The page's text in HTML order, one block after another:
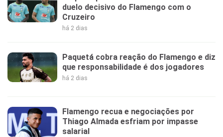
duelo decisivo do Flamengo com o
Cruzeiro
há 2 dias
Paquetá cobra reação do Flamengo e diz
que responsabilidade é dos jogadores
há 2 dias
Flamengo recua e negociações por
Thiago Almada esfriam por impasse
salarial